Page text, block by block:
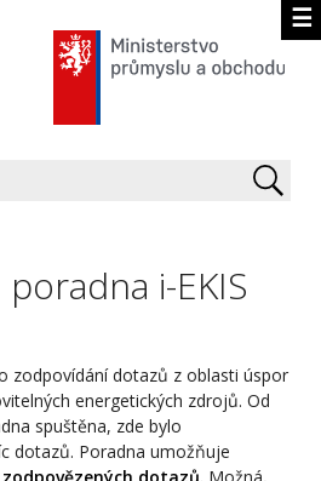
☰
i-EKIS
zodpovídání dotazů z oblasti úspor
energetických zdrojů. Od
spuštěna, zde bylo
dotazů. Poradna umožňuje